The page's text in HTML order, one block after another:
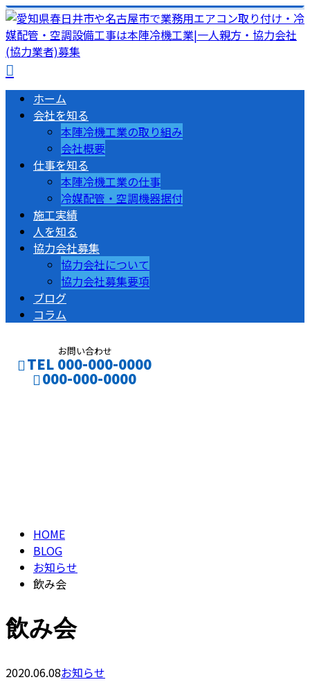
ホーム
会社を知る
本陣冷機工業の取り組み
会社概要
仕事を知る
本陣冷機工業の仕事
冷媒配管・空調機器据付
施工実績
人を知る
協力会社募集
協力会社について
協力会社募集要項
ブログ
コラム
お問い合わせ
TEL 000-000-0000
000-000-0000
HOME
BLOG
お知らせ
飲み会
飲み会
2020.06.08お知らせ